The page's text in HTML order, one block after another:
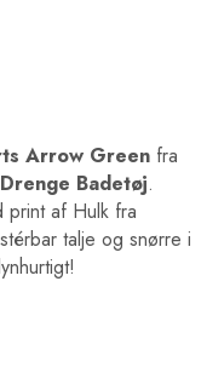
Arrow Green fra
Drenge Badetøj.
print af Hulk fra
talje og snørre i